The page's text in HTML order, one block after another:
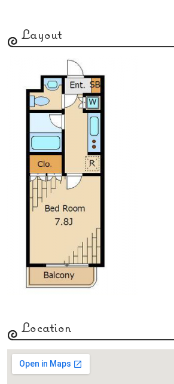
Layout
Location